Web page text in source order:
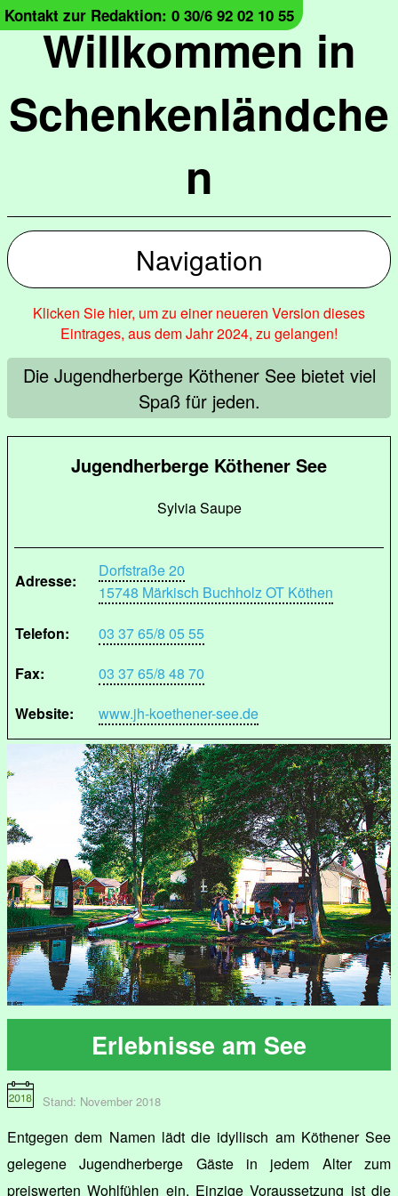
Willkommen in
Schenkenländche
n
Kontakt zur Redaktion: 0 30/6 92 02 10 55
Navigation
Klicken Sie hier, um zu einer neueren Version dieses
Eintrages, aus dem Jahr 2024, zu gelangen!
Die Jugendherberge Köthener See bietet viel
Spaß für jeden.
Jugendherberge Köthener See
Sylvia Saupe
Adresse:
Dorfstraße 20
15748 Märkisch Buchholz OT Köthen
Telefon:
03 37 65/8 05 55
Fax:
03 37 65/8 48 70
Website:
www.jh-koethener-see.de
Erlebnisse am See
Stand: November 2018
Entgegen dem Namen lädt die idyllisch am Köthener See
gelegene Jugendherberge Gäste in jedem Alter zum
preiswerten Wohlfühlen ein. Einzige Voraussetzung ist die